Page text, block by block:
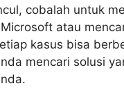
cobalah untuk
atau
kasus bisa
mencari solusi